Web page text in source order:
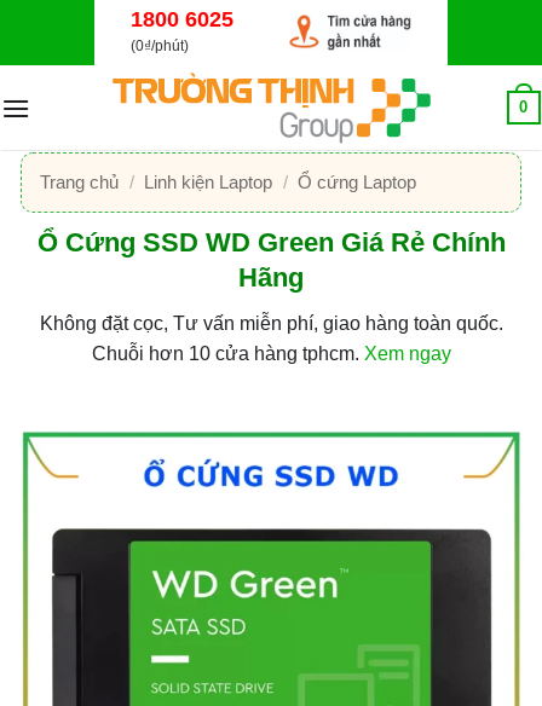
dung
1800 6025
(0₫/phút)
0
Trang chủ / Linh kiện Laptop / Ổ cứng Laptop
Ổ Cứng SSD WD Green Giá Rẻ Chính
Hãng
Không đặt cọc, Tư vấn miễn phí, giao hàng toàn quốc.
Chuỗi hơn 10 cửa hàng tphcm. Xem ngay